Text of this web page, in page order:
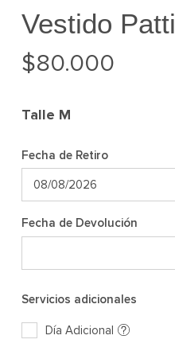
Vestido Patti
$80.000
Talle M
Fecha de Retiro
Fecha de Devolución
Servicios adicionales
Día Adicional